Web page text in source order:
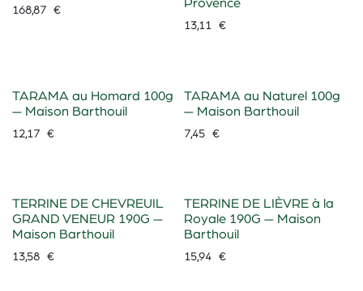
168,87 €
Provence
13,11€
TARAMA au Homard 100g
— Maison Barthouil
12,17 €
TARAMA au Naturel 100g
— Maison Barthouil
7,45€
TERRINE DE CHEVREUIL
GRAND VENEUR 190G —
Maison Barthouil
13,58 €
TERRINE DE LIÈVRE à la
Royale 190G — Maison
Barthouil
15,94€